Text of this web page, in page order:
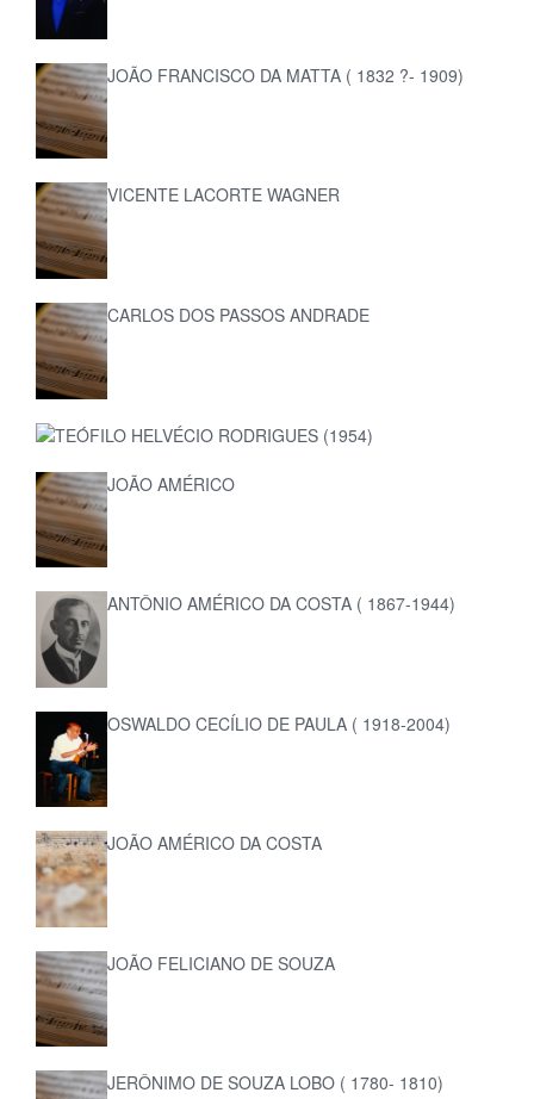
JOÃO FRANCISCO DA MATTA ( 1832 ?- 1909)
VICENTE LACORTE WAGNER
CARLOS DOS PASSOS ANDRADE
TEÓFILO HELVÉCIO RODRIGUES (1954)
JOÃO AMÉRICO
ANTÔNIO AMÉRICO DA COSTA ( 1867-1944)
OSWALDO CECÍLIO DE PAULA ( 1918-2004)
JOÃO AMÉRICO DA COSTA
JOÃO FELICIANO DE SOUZA
JERÔNIMO DE SOUZA LOBO ( 1780- 1810)